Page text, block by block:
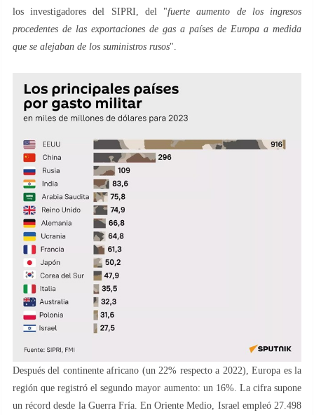
los investigadores del SIPRI, del "fuerte aumento de los ingresos
procedentes de las exportaciones de gas a países de Europa a medida
que se alejaban de los suministros rusos".
Después del continente africano (un 22% respecto a 2022), Europa es la
región que registró el segundo mayor aumento: un 16%. La cifra supone
un récord desde la Guerra Fría. En Oriente Medio, Israel empleó 27.498